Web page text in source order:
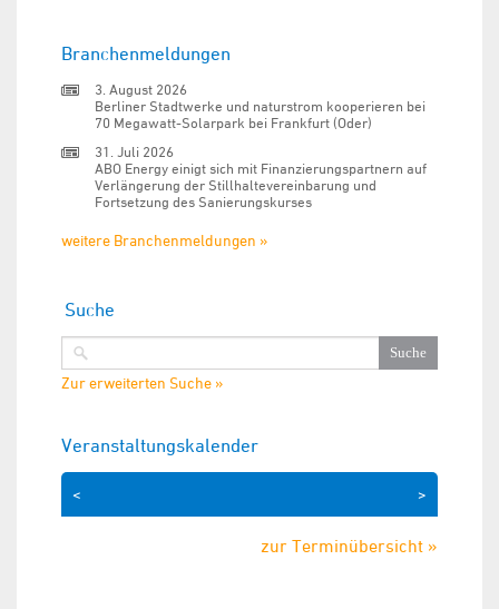
Branchenmeldungen
3. August 2026
Berliner Stadtwerke und naturstrom kooperieren bei
70 Megawatt-Solarpark bei Frankfurt (Oder)
31. Juli 2026
ABO Energy einigt sich mit Finanzierungspartnern auf
Verlängerung der Stillhaltevereinbarung und
Fortsetzung des Sanierungskurses
weitere Branchenmeldungen »
Suche
Zur erweiterten Suche »
Veranstaltungskalender
>
<
zur Terminübersicht »